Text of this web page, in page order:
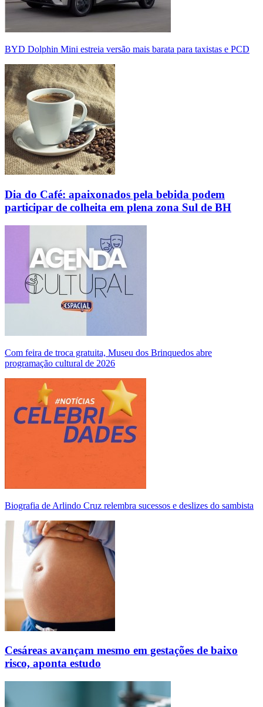
BYD Dolphin Mini estreia versão mais barata para taxistas e PCD
Dia do Café: apaixonados pela bebida podem
participar de colheita em plena zona Sul de BH
Com feira de troca gratuita, Museu dos Brinquedos abre
programação cultural de 2026
Biografia de Arlindo Cruz relembra sucessos e deslizes do sambista
Cesáreas avançam mesmo em gestações de baixo
risco, aponta estudo